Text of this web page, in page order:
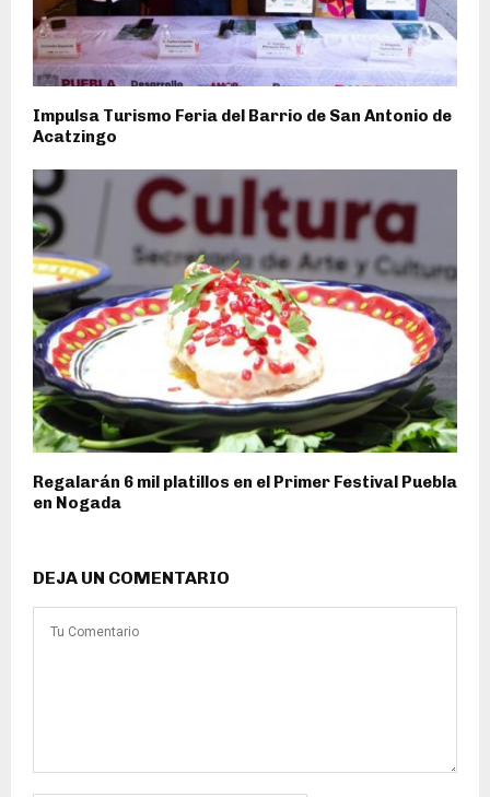
Impulsa Turismo Feria del Barrio de San Antonio de
Acatzingo
Regalarán 6 mil platillos en el Primer Festival Puebla
en Nogada
DEJA UN COMENTARIO